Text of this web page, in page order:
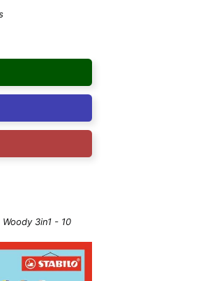
3in1 - 10